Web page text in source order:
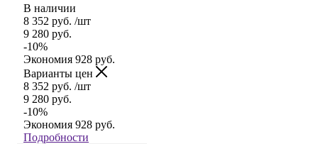
В наличии
8 352 руб. /шт
9 280 руб.
-10%
Экономия 928 руб.
Варианты цен
8 352 руб. /шт
9 280 руб.
-10%
Экономия 928 руб.
Подробности